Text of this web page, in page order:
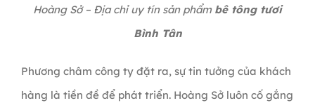
Hoàng Sở – Địa chỉ uy tín sản phẩm bê tông tươi
Bình Tân
Phương châm công ty đặt ra, sự tin tưởng của khách
hàng là tiền đề để phát triển. Hoàng Sở luôn cố gắng